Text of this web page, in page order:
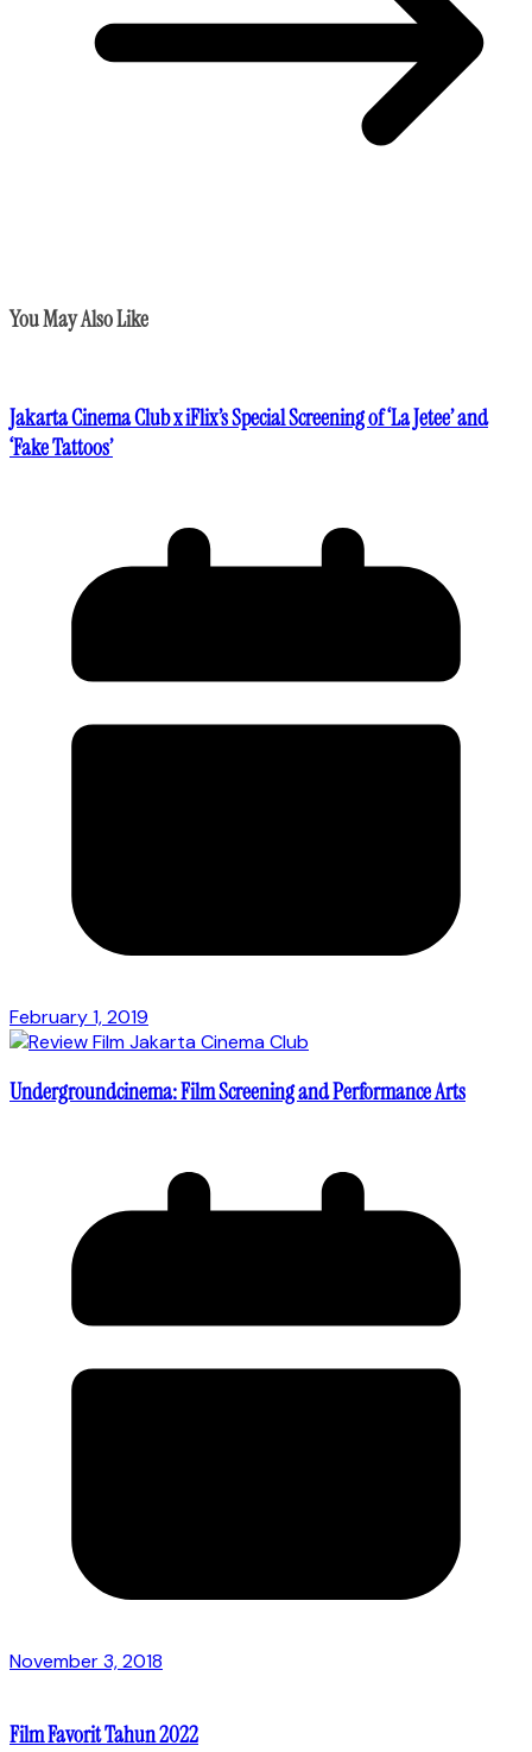
You May Also Like
Jakarta Cinema Club x iFlix’s Special Screening of ‘La Jetee’ and
‘Fake Tattoos’
February 1, 2019
Undergroundcinema: Film Screening and Performance Arts
November 3, 2018
Film Favorit Tahun 2022